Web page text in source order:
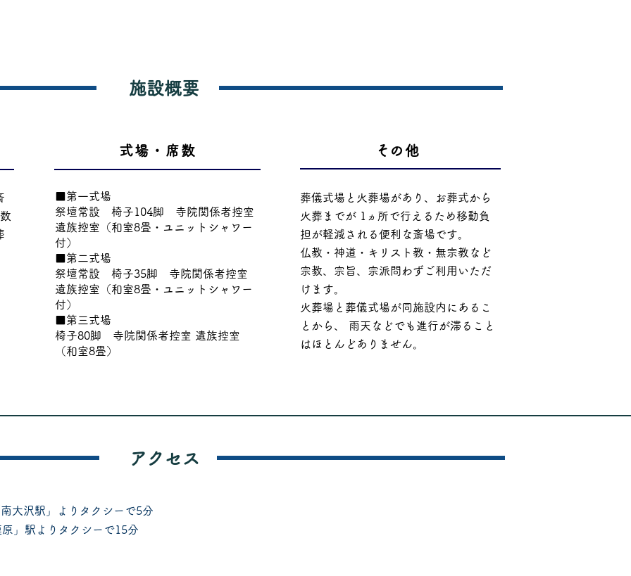
施設概要
式場・席数
■第一式場
祭壇常設 椅子104脚 寺院関係者控室
遺族控室（和室8畳・ユニットシャワー
付）
■第二式場
祭壇常設 椅子35脚 寺院関係者控室
遺族控室（和室8畳・ユニットシャワー
付）
■第三式場
椅子80脚 寺院関係者控室 遺族控室
（和室8畳）
​その他
葬儀式場と火葬場があり、お葬式から
火葬までが 1ヵ所で行えるため移動負
担が軽減される便利な斎場です。
仏教・神道・キリスト教・無宗教など
宗教、宗旨、 宗派問わずご利用いただ
けます。
火葬場と葬儀式場が同施設内にあるこ
とから、 雨天などでも進行が滞ること
はほとんどありません。
アクセス
大沢駅」よりタクシーで5分
」駅よりタクシーで15分